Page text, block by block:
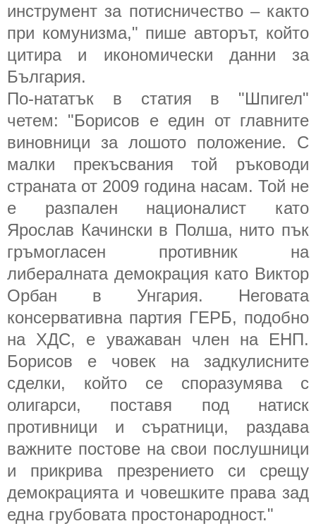
инструмент за потисничество – както
при комунизма," пише авторът, който
цитира и икономически данни за
България.
По-нататък в статия в "Шпигел"
четем: "Борисов е един от главните
виновници за лошото положение. С
малки прекъсвания той ръководи
страната от 2009 година насам. Той не
е разпален националист като
Ярослав Качински в Полша, нито пък
гръмогласен противник на
либералната демокрация като Виктор
Орбан в Унгария. Неговата
консервативна партия ГЕРБ, подобно
на ХДС, е уважаван член на ЕНП.
Борисов е човек на задкулисните
сделки, който се споразумява с
олигарси, поставя под натиск
противници и съратници, раздава
важните постове на свои послушници
и прикрива презрението си срещу
демокрацията и човешките права зад
една грубовата простонародност."